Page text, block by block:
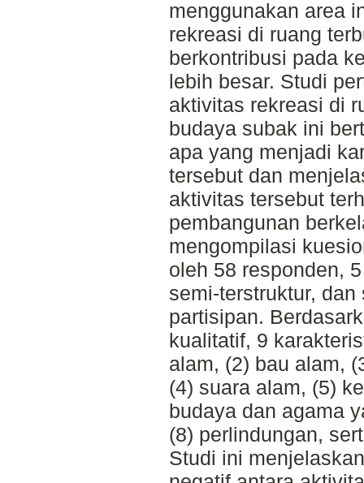
menggunakan area
rekreasi di ruang
berkontribusi pada
lebih besar. Studi
aktivitas rekreasi di
budaya subak ini
apa yang menjadi
tersebut dan
aktivitas tersebut
pembangunan
mengompilasi
oleh 58 responden,
semi-terstruktur,
partisipan.
kualitatif, 9
alam, (2) bau alam,
(4) suara alam, (5)
budaya dan agama
(8) perlindungan,
Studi ini